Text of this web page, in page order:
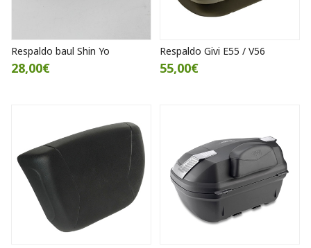
Respaldo baul Shin Yo
28,00€
Respaldo Givi E55 / V56
55,00€